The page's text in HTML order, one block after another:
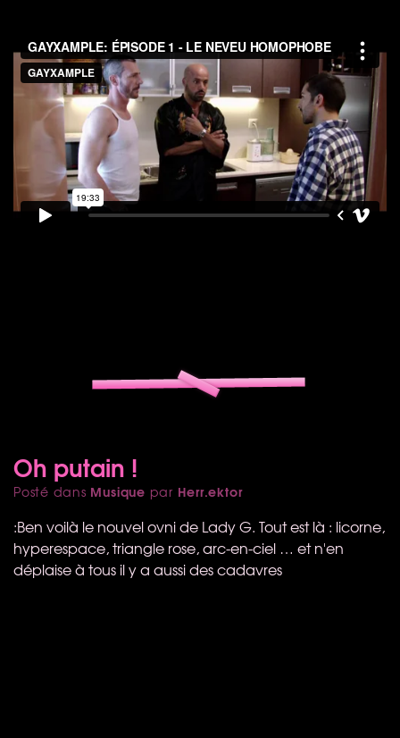
Oh putain !
Posté dans Musique par Herr.ektor
:Ben voilà le nouvel ovni de Lady G. Tout est là : licorne,
hyperespace, triangle rose, arc-en-ciel … et n'en
déplaise à tous il y a aussi des cadavres